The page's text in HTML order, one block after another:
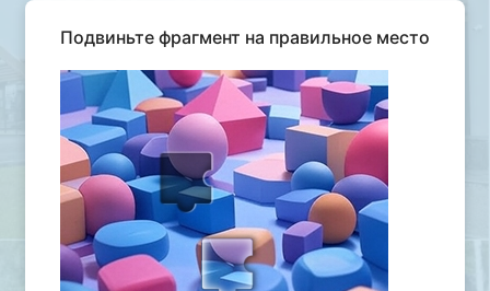
Подвиньте фрагмент на правильное место